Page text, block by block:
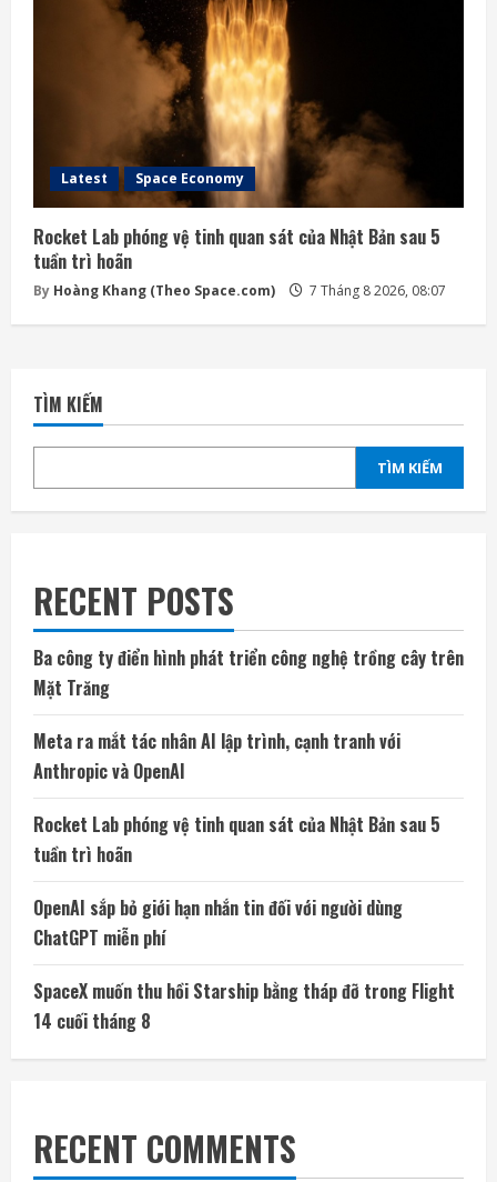
Latest Space Economy
Rocket Lab phóng vệ tinh quan sát của Nhật Bản sau 5
tuần trì hoãn
By Hoàng Khang (Theo Space.com) 7 Tháng 8 2026, 08:07
TÌM KIẾM
TÌM KIẾM
RECENT POSTS
Ba công ty điển hình phát triển công nghệ trồng cây trên
Mặt Trăng
Meta ra mắt tác nhân AI lập trình, cạnh tranh với
Anthropic và OpenAI
Rocket Lab phóng vệ tinh quan sát của Nhật Bản sau 5
tuần trì hoãn
OpenAI sắp bỏ giới hạn nhắn tin đối với người dùng
ChatGPT miễn phí
SpaceX muốn thu hồi Starship bằng tháp đỡ trong Flight
14 cuối tháng 8
RECENT COMMENTS